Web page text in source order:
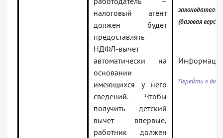
налоговый агент
должен будет
предоставлять
НДФЛ-вычет
автоматически на
основании
имеющихся у него
сведений. Чтобы
получить детский
вычет впервые,
работник должен
(базовая
Перейти к до